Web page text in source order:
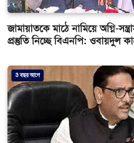
জামায়াতকে মাঠে নামিয়ে অগ্নি-
প্রস্তুতি নিচ্ছে বিএনপি: ওবায়দুল
3 বছর আগে